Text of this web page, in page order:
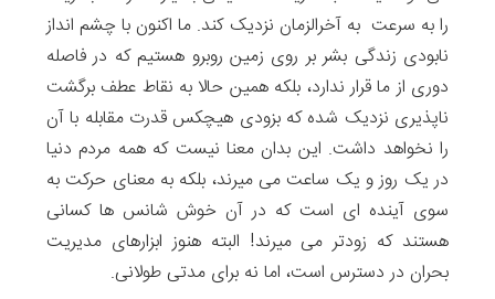
را به سرعت به آخرالزمان نزدیک کند. ما اکنون با چشم انداز
نابودی زندگی بشر بر روی زمین روبرو هستیم که در فاصله
دوری از ما قرار ندارد، بلکه همین حالا به نقاط عطف برگشت
ناپذیری نزدیک شده که بزودی هیچکس قدرت مقابله با آن
را نخواهد داشت. این بدان معنا نیست که همه مردم دنیا
در یک روز و یک ساعت می میرند، بلکه به معنای حرکت به
سوی آینده ای است که در آن خوش شانس ها کسانی
هستند که زودتر می میرند! البته هنوز ابزارهای مدیریت
بحران در دسترس است، اما نه برای مدتی طولانی.